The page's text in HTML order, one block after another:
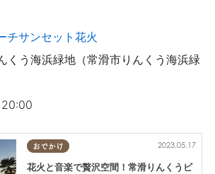
サンセット花火
くう海浜緑地（常滑市りんくう海浜緑
20:00
おでかけ 2023.05.17
花火と音楽で贅沢空間！常滑りんくうビ